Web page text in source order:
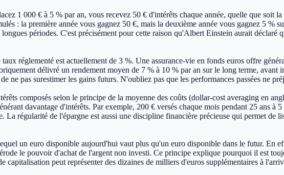
1 000 € à 5 % par an, vous recevez 50 € d'intérêts chaque année, quelle que soit la
: la première année vous gagnez 50 €, mais la deuxième année vous gagnez 5 %
périodes. C'est précisément pour cette raison qu'Albert Einstein aurait déclaré
réglementé est actuellement de 3 %. Une assurance-vie en fonds euros offre
délivré un rendement moyen de 7 % à 10 % par an sur le long terme, avant
pas surestimer les gains futurs. N'oubliez pas que les performances passées ne
composés selon le principe de la moyenne des coûts (dollar-cost averaging en
davantage d'intérêts. Par exemple, 200 € versés chaque mois pendant 25 ans à
régularité de l'épargne est aussi une discipline financière précieuse qui permet de
un euro disponible aujourd'hui vaut plus qu'un euro disponible dans le futur. En
le pouvoir d'achat de l'argent non investi. Ce principe explique pourquoi il est
capitalisation peut représenter des dizaines de milliers d'euros supplémentaires à